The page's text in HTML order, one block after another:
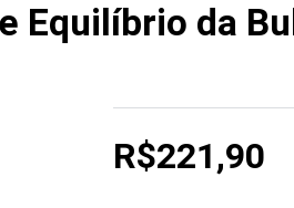
Equilíbrio da
R$221,90